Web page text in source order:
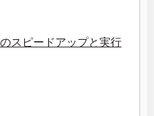
スピードアップと実行